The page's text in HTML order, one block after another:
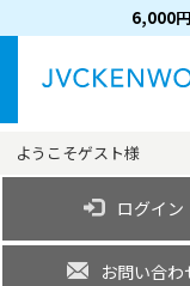
6,000
ようこそゲスト様
ログイン
お問い合わ